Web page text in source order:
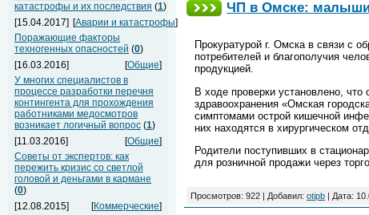
катастрофы и их последствия (1)
[15.04.2017] [Аварии и катастрофы]
Поражающие факторы
техногенных опасностей (0)
[16.03.2016]
[Общие]
У многих специалистов в
процессе разработки перечня
контингента для прохождения
работниками медосмотров
возникает логичный вопрос (1)
[11.03.2016]
[Общие]
Советы от экспертов: как
пережить кризис со светлой
головой и деньгами в кармане
(0)
[12.08.2015]
[Коммерческие]
ЧП в Омске: малыши
Прокуратурой г. Омска в связи с
потребителей и благополучия
продукцией.
В ходе проверки установлено,
здравоохранения «Омская
симптомами острой кишечной
них находятся в хирургическом
Родители поступивших в
для розничной продажи через
Просмотров: 922 | Добавил: otipb | Дата: